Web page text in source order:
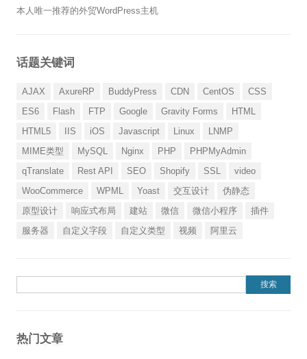
本人唯一推荐的外贸WordPress主机
话题关键词
AJAX AxureRP BuddyPress CDN CentOS
CSS
ES6
Flash FTP Google Gravity Forms
HTML
HTML5
IIS iOS Javascript Linux
LNMP
MIME类型
MySQL Nginx PHP
PHPMyAdmin
qTranslate
Rest API SEO Shopify SSL
video
WooCommerce
WPML Yoast 交互设计
伪静态
原型设计
响应式布局 建站 微信 微信小程序
插件
服务器
自定义字段 自定义类型 视频 阿里云
热门文章